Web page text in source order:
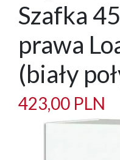
Szafka
prawa
(biały
423,00 PLN